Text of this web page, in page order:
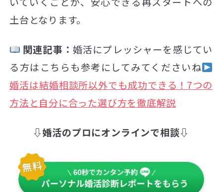
土台となります。
関連記事： 婚活にプレッシャーを感じてい
る方はこちらも参考にしてみてくださいね
婚活は結婚相談所以外でも成功できる！7つの
方法と自分に合った選び方を徹底解説
⇩婚活のプロにオンラインで相談⇩